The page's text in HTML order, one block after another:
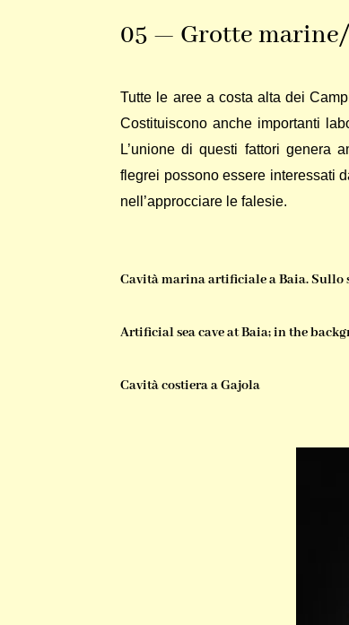
05 — Grotte marine/
Tutte le aree a costa alta dei
Costituiscono anche importanti
L’unione di questi fattori genera
flegrei possono essere interessati
nell’approcciare le falesie.
Cavità marina artificiale a Baia. Sullo
Artificial sea cave at Baia; in the
Cavità costiera a Gajola